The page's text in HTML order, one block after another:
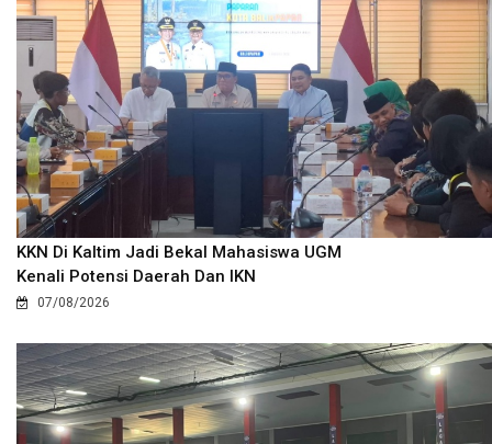
KKN Di Kaltim Jadi Bekal Mahasiswa UGM
Kenali Potensi Daerah Dan IKN
07/08/2026